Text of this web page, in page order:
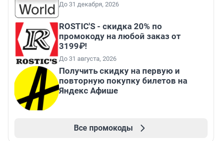
До 31 декабря, 2026
ROSTIC'S - скидка 20% по
промокоду на любой заказ от
3199₽!
До 31 августа, 2026
Получить скидку на первую и
повторную покупку билетов на
Яндекс Афише
Все промокоды